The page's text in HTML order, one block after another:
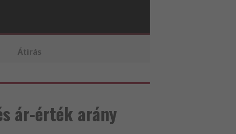
Átirás
ár-érték arány